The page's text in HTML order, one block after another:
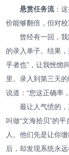
悬赏任务流：
价能够翻倍，但对校
曾经有一回，
的录入单子。结果
乎者也”，让我恍惚
里。录入到第三天
说道：“您这正确率
最让人气愤的
叫做“文海拾贝”的
人。他们先是让你
后，却发现系统永